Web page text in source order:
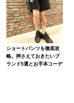
ショートパンツを徹底攻
略。押さえておきたいブ
ランド5選とお手本コーデ